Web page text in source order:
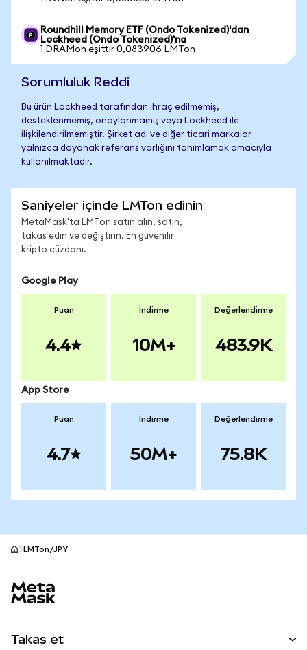
Roundhill Memory ETF (Ondo Tokenized)'dan
Lockheed (Ondo Tokenized)'na
1 DRAMon eşittir 0,083906 LMTon
Sorumluluk Reddi
Bu ürün Lockheed tarafından ihraç edilmemiş,
desteklenmemiş, onaylanmamış veya Lockheed ile
ilişkilendirilmemiştir. Şirket adı ve diğer ticari markalar
yalnızca dayanak referans varlığını tanımlamak amacıyla
kullanılmaktadır.
Saniyeler içinde LMTon edinin
MetaMask'ta LMTon satın alın, satın,
takas edin ve değiştirin. En güvenilir
kripto cüzdanı.
Google Play
Puan
4.4
İndirme
10M+
Değerlendirme
483.9K
App Store
Puan
4.7
İndirme
50M+
Değerlendirme
75.8K
LMTon/JPY
Takas et